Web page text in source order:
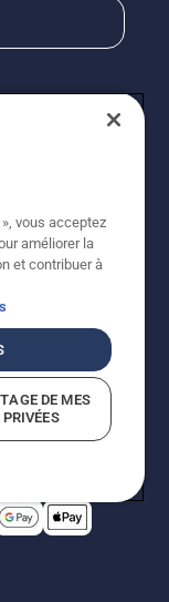
Les prix
Photos non
des prix de
cookies
présumées
vous acceptez
améliorer la
et contribuer à
DE MES